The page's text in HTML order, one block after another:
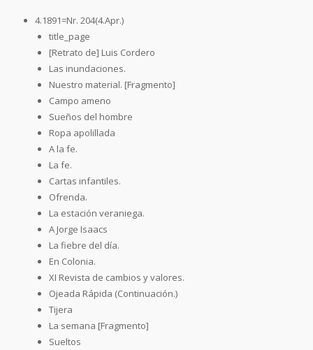
4.1891=Nr. 204(4.Apr.)
title_page
[Retrato de] Luis Cordero
Las inundaciones.
Nuestro material. [Fragmento]
Campo ameno
Sueños del hombre
Ropa apolillada
A la fe.
La fe.
Cartas infantiles.
Ofrenda.
La estación veraniega.
A Jorge Isaacs
La fiebre del día.
En Colonia.
XI Revista de cambios y valores.
Ojeada Rápida (Continuación.)
Tijera
La semana [Fragmento]
Sueltos